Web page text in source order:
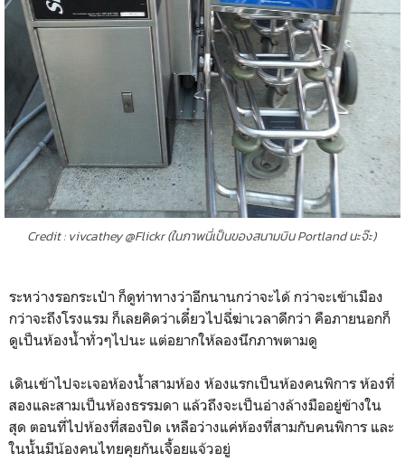
Credit : vivcathey @Flickr (ในภาพนี่เป็นของสนามบิน Portland นะจ๊ะ)
ระหว่างรอกระเป๋า ก็ดูท่าทางว่าอีกนานกว่าจะได้ กว่าจะเข้าเมือง
กว่าจะถึงโรงแรม ก็เลยคิดว่าเดี๋ยวไปฉี่ฆ่าเวลาดีกว่า คือภายนอกก็
ดูเป็นห้องน้ำทั่วๆไปนะ แต่อยากให้ลองนึกภาพตามดู
เดินเข้าไปจะเจอห้องน้ำสามห้อง ห้องแรกเป็นห้องคนพิการ ห้องที่
สองและสามเป็นห้องธรรมดา แล้วถึงจะเป็นอ่างล้างมืออยู่ข้างใน
สุด ตอนที่ไปห้องที่สองปิด เหลือว่างแค่ห้องที่สามกับคนพิการ และ
ในนั้นมีน้องคนไทยคุยกันเจื้อยแจ้วอยู่